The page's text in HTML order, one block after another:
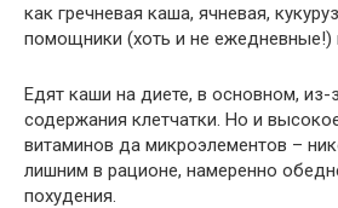
как гречневая каша, ячневая,
помощники (хоть и не ежедневные!)
Едят каши на диете, в основном, из-
содержания клетчатки. Но и
витаминов да микроэлементов –
лишним в рационе, намеренно
похудения.